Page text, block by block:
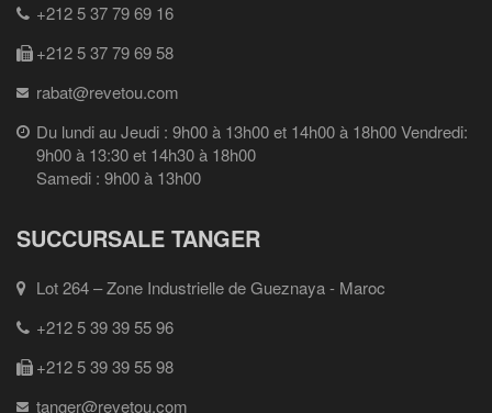
+212 5 37 79 69 16
+212 5 37 79 69 58
rabat@revetou.com
Du lundi au Jeudi : 9h00 à 13h00 et 14h00 à 18h00 Vendredi:
9h00 à 13:30 et 14h30 à 18h00
Samedi : 9h00 à 13h00
SUCCURSALE TANGER
Lot 264 – Zone Industrielle de Gueznaya - Maroc
+212 5 39 39 55 96
+212 5 39 39 55 98
tanger@revetou.com